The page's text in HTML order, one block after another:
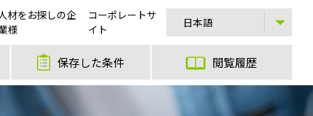
材をお探しの企
様
コーポレートサ
イト
保存した条件 閲覧履歴